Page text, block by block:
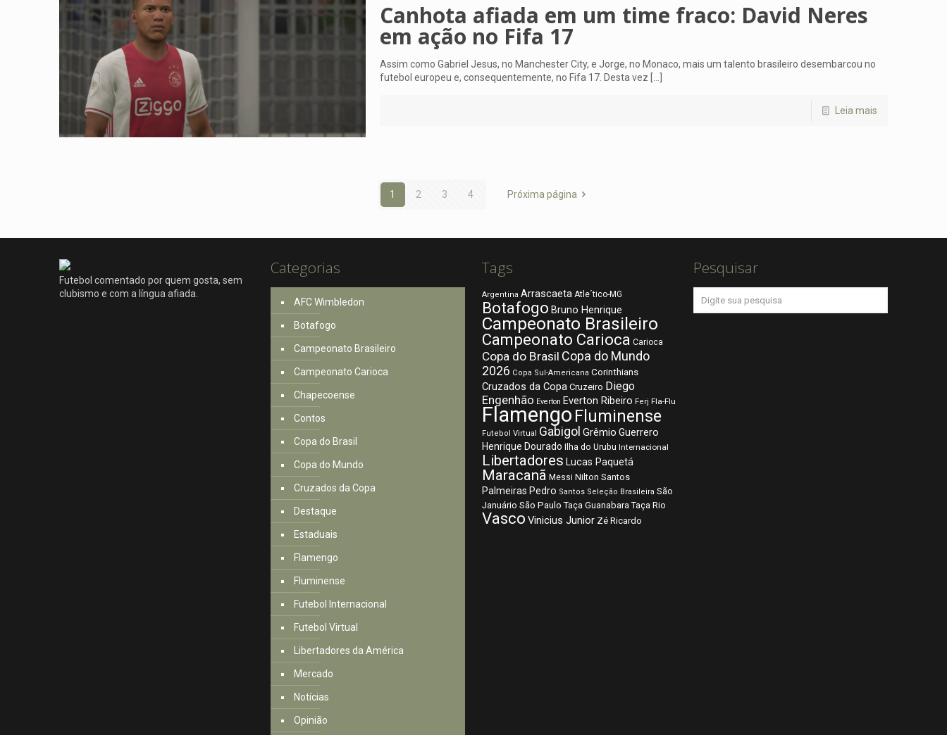
Canhota afiada em um time fraco: David Neres
em ação no Fifa 17
Assim como Gabriel Jesus, no Manchester City, e Jorge, no Monaco, mais um talento brasileiro desembarcou no
futebol europeu e, consequentemente, no Fifa 17. Desta vez
Leia mais
1 2 3 4 Próxima página
Futebol comentado por quem gosta, sem
clubismo e com a língua afiada.
Categorias
AFC Wimbledon
Botafogo
Campeonato Brasileiro
Campeonato Carioca
Chapecoense
Contos
Copa do Brasil
Copa do Mundo
Cruzados da Copa
Destaque
Estaduais
Flamengo
Fluminense
Futebol Internacional
Futebol Virtual
Libertadores da América
Mercado
Notícias
Opinião
Tags
Argentina Arrascaeta Atle´tico-MG
Botafogo Bruno Henrique
Campeonato Brasileiro
Campeonato Carioca Carioca
Copa do Brasil Copa do Mundo
2026 Copa Sul-Americana Corinthians
Cruzados da Copa Cruzeiro Diego
Engenhão Everton Everton Ribeiro Ferj Fla-Flu
Flamengo Fluminense
Futebol Virtual Gabigol Grêmio Guerrero
Henrique Dourado Ilha do Urubu Internacional
Libertadores Lucas Paquetá
Maracanã Messi Nilton Santos
Palmeiras Pedro Santos Seleção Brasileira São
Januário São Paulo Taça Guanabara Taça Rio
Vasco Vinicius Junior Zé Ricardo
Pesquisar